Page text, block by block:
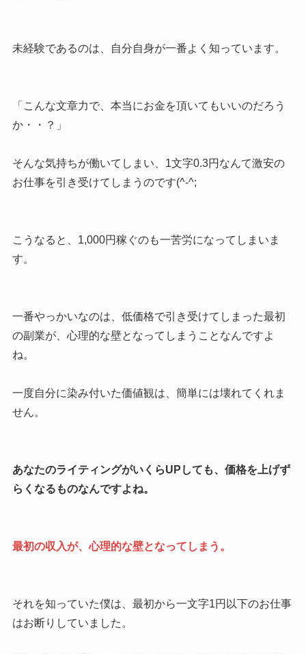
未経験であるのは、自分自身が一番よく知っています。
「こんな文章力で、本当にお金を頂いてもいいのだろう
か・・？」
そんな気持ちが働いてしまい、1文字0.3円なんて激安の
お仕事を引き受けてしまうのです(^-^;
こうなると、1,000円稼ぐのも一苦労になってしまいま
す。
一番やっかいなのは、低価格で引き受けてしまった最初
の副業が、心理的な壁となってしまうことなんですよ
ね。
一度自分に染み付いた価値観は、簡単には壊れてくれま
せん。
あなたのライティングがいくらUPしても、価格を上げず
らくなるものなんですよね。
最初の収入が、心理的な壁となってしまう。
それを知っていた僕は、最初から一文字1円以下のお仕事
はお断りしていました。